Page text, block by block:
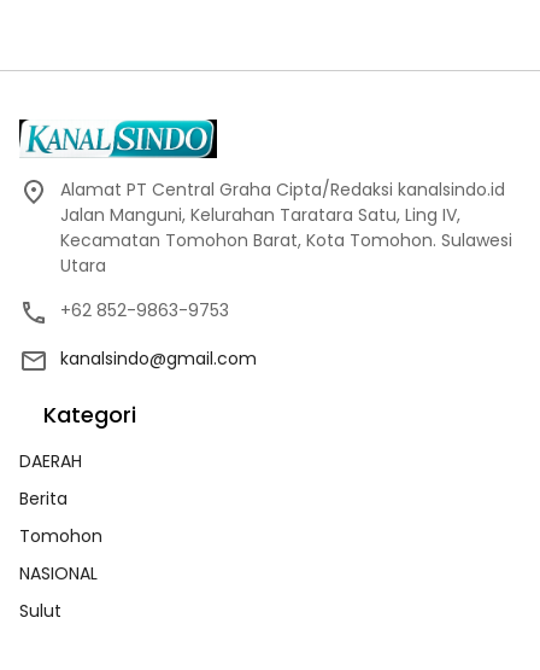
Alamat PT Central Graha Cipta/Redaksi kanalsindo.id
Jalan Manguni, Kelurahan Taratara Satu, Ling IV,
Kecamatan Tomohon Barat, Kota Tomohon. Sulawesi
Utara
+62 852-9863-9753
kanalsindo@gmail.com
Kategori
DAERAH
Berita
Tomohon
NASIONAL
Sulut